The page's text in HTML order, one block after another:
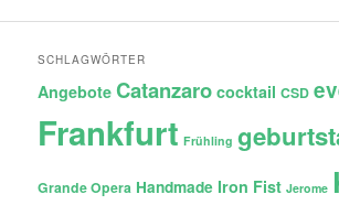
SCHLAGWÖRTER
Angebote Catanzaro cocktail CSD
Frankfurt Frühling
Grande Opera Handmade Iron Fist Jerome